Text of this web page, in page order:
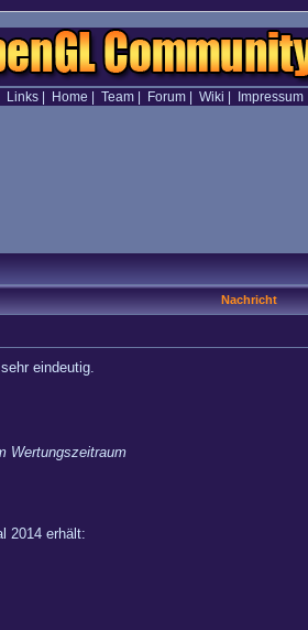
Links| Home Team| Forum| Wiki Impressum
Nachricht
eindeutig.
Wertungszeitraum
2014 erhält: